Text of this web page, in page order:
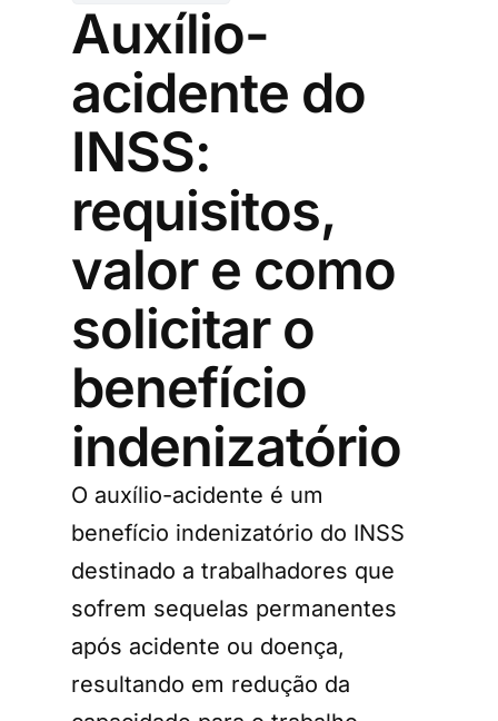
Auxílio-
acidente do
INSS:
requisitos,
valor e como
solicitar o
benefício
indenizatório
O auxílio-acidente é um
benefício indenizatório do INSS
destinado a trabalhadores que
sofrem sequelas permanentes
após acidente ou doença,
resultando em redução da